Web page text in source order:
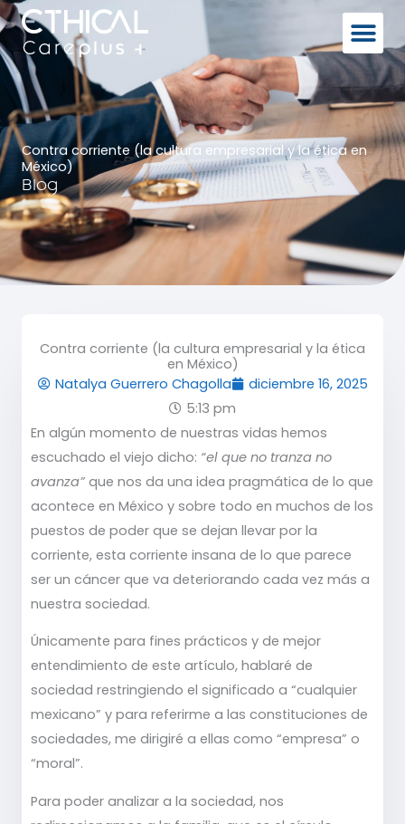
Ir
al
contenido
Contra corriente (la cultura empresarial y la ética en
México)
Blog
Contra corriente (la cultura empresarial y la ética
en México)
Natalya Guerrero Chagolla
diciembre 16, 2025
5:13 pm
En algún momento de nuestras vidas hemos
escuchado el viejo dicho: “el que no tranza no
avanza” que nos da una idea pragmática de lo que
acontece en México y sobre todo en muchos de los
puestos de poder que se dejan llevar por la
corriente, esta corriente insana de lo que parece
ser un cáncer que va deteriorando cada vez más a
nuestra sociedad.
Únicamente para fines prácticos y de mejor
entendimiento de este artículo, hablaré de
sociedad restringiendo el significado a “cualquier
mexicano” y para referirme a las constituciones de
sociedades, me dirigiré a ellas como “empresa” o
“moral”.
Para poder analizar a la sociedad, nos